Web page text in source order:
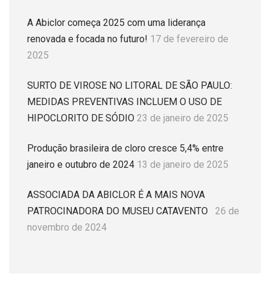
A Abiclor começa 2025 com uma liderança
renovada e focada no futuro! 17 de fevereiro de
2025
SURTO DE VIROSE NO LITORAL DE SÃO PAULO:
MEDIDAS PREVENTIVAS INCLUEM O USO DE
HIPOCLORITO DE SÓDIO 23 de janeiro de 2025
Produção brasileira de cloro cresce 5,4% entre
janeiro e outubro de 2024 13 de janeiro de 2025
ASSOCIADA DA ABICLOR É A MAIS NOVA
PATROCINADORA DO MUSEU CATAVENTO
26 de
novembro de 2024